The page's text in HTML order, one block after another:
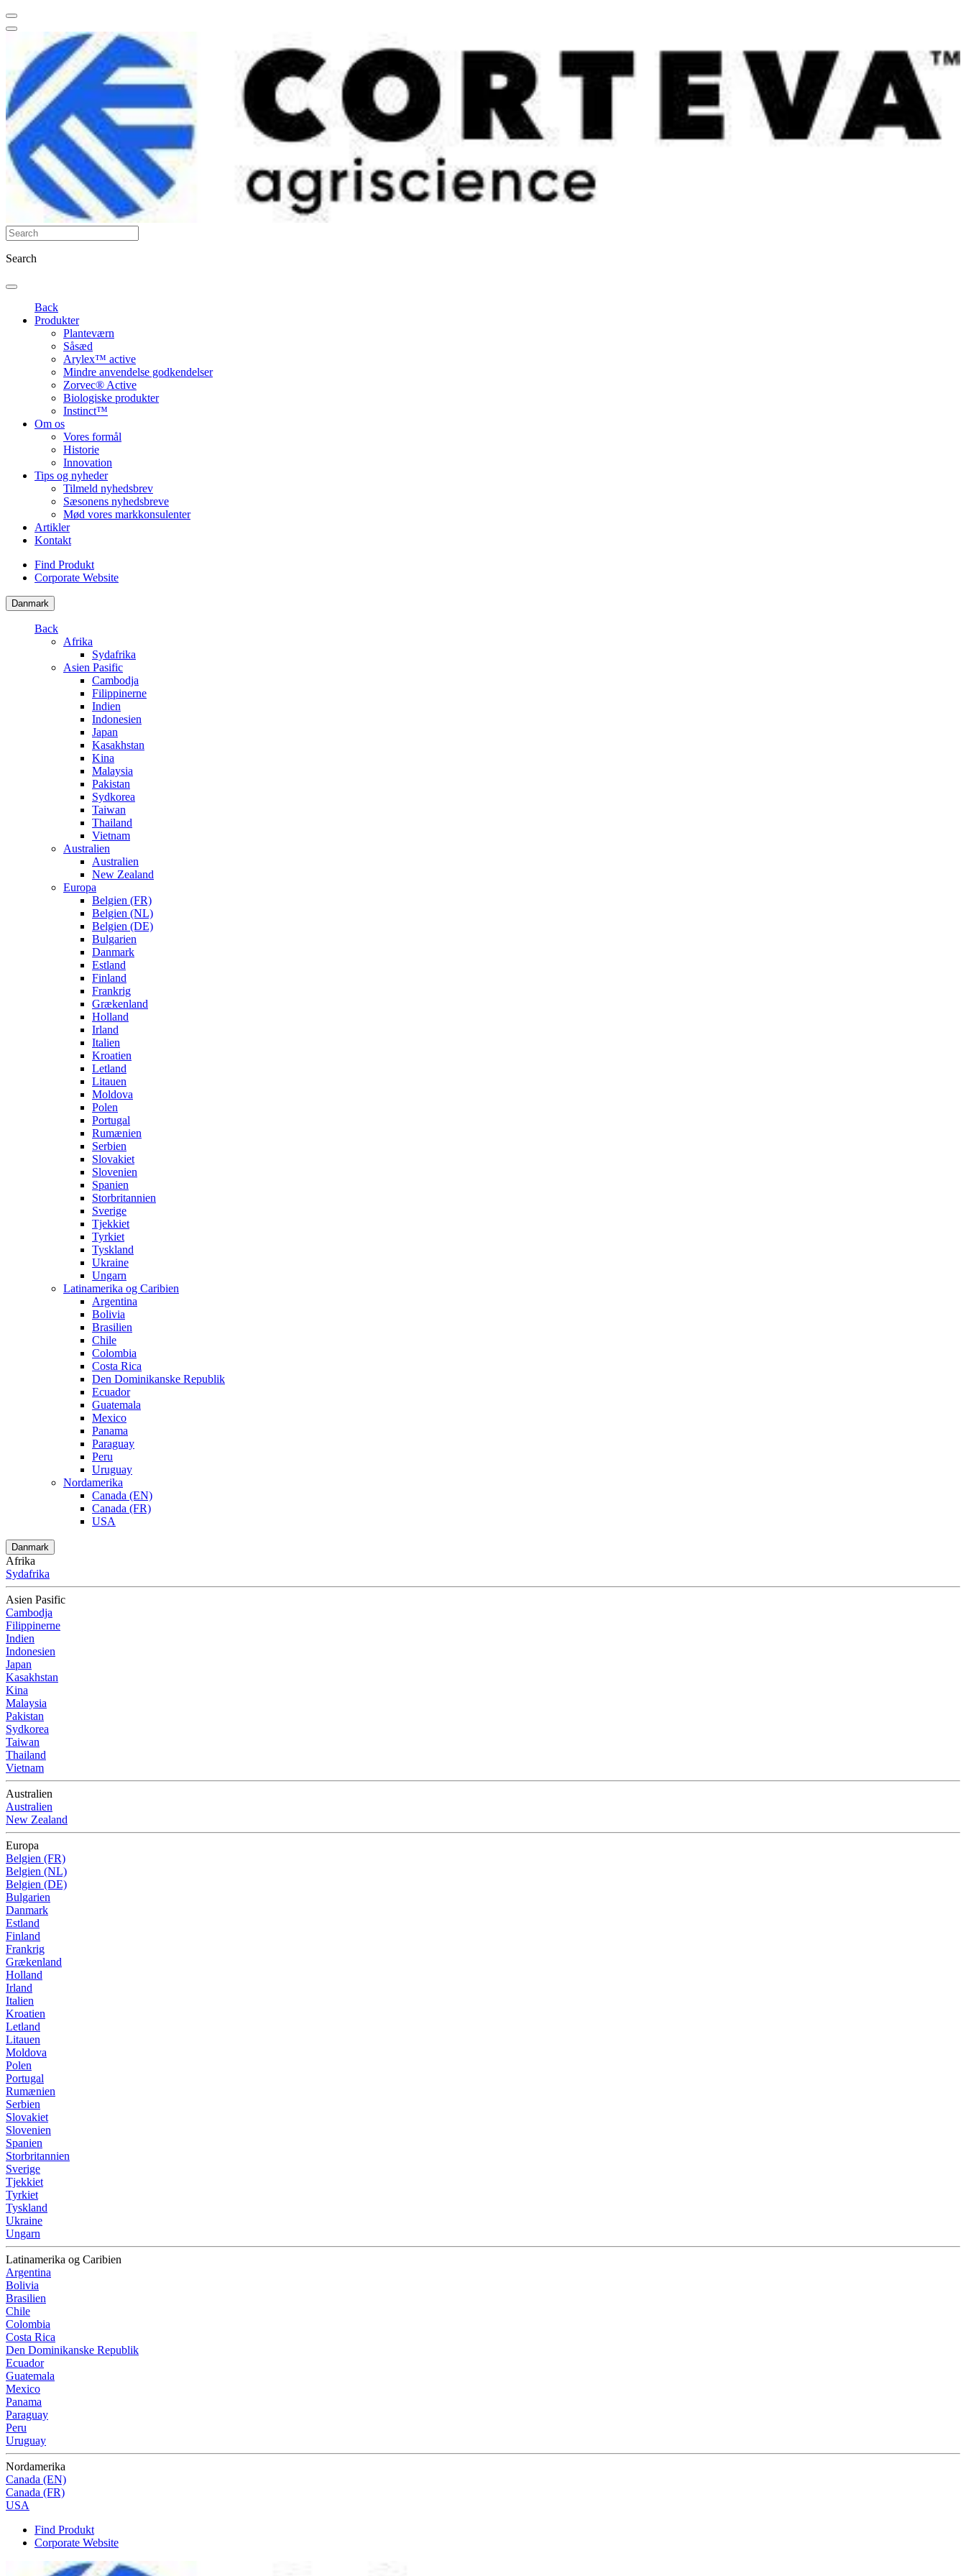
Search
Back
Produkter
Planteværn
Såsæd
Arylex™ active
Mindre anvendelse godkendelser
Zorvec® Active
Biologiske produkter
Instinct™
Om os
Vores formål
Historie
Innovation
Tips og nyheder
Tilmeld nyhedsbrev
Sæsonens nyhedsbreve
Mød vores markkonsulenter
Artikler
Kontakt
Find Produkt
Corporate Website
Danmark
Back
Afrika
Sydafrika
Asien Pasific
Cambodja
Filippinerne
Indien
Indonesien
Japan
Kasakhstan
Kina
Malaysia
Pakistan
Sydkorea
Taiwan
Thailand
Vietnam
Australien
Australien
New Zealand
Europa
Belgien (FR)
Belgien (NL)
Belgien (DE)
Bulgarien
Danmark
Estland
Finland
Frankrig
Grækenland
Holland
Irland
Italien
Kroatien
Letland
Litauen
Moldova
Polen
Portugal
Rumænien
Serbien
Slovakiet
Slovenien
Spanien
Storbritannien
Sverige
Tjekkiet
Tyrkiet
Tyskland
Ukraine
Ungarn
Latinamerika og Caribien
Argentina
Bolivia
Brasilien
Chile
Colombia
Costa Rica
Den Dominikanske Republik
Ecuador
Guatemala
Mexico
Panama
Paraguay
Peru
Uruguay
Nordamerika
Canada (EN)
Canada (FR)
USA
Danmark
Afrika
Sydafrika
Asien Pasific
Cambodja
Filippinerne
Indien
Indonesien
Japan
Kasakhstan
Kina
Malaysia
Pakistan
Sydkorea
Taiwan
Thailand
Vietnam
Australien
Australien
New Zealand
Europa
Belgien (FR)
Belgien (NL)
Belgien (DE)
Bulgarien
Danmark
Estland
Finland
Frankrig
Grækenland
Holland
Irland
Italien
Kroatien
Letland
Litauen
Moldova
Polen
Portugal
Rumænien
Serbien
Slovakiet
Slovenien
Spanien
Storbritannien
Sverige
Tjekkiet
Tyrkiet
Tyskland
Ukraine
Ungarn
Latinamerika og Caribien
Argentina
Bolivia
Brasilien
Chile
Colombia
Costa Rica
Den Dominikanske Republik
Ecuador
Guatemala
Mexico
Panama
Paraguay
Peru
Uruguay
Nordamerika
Canada (EN)
Canada (FR)
USA
Find Produkt
Corporate Website